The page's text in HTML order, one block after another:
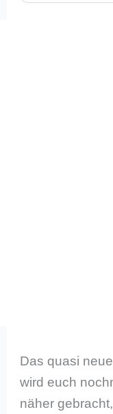
Das quasi
wird euch
näher